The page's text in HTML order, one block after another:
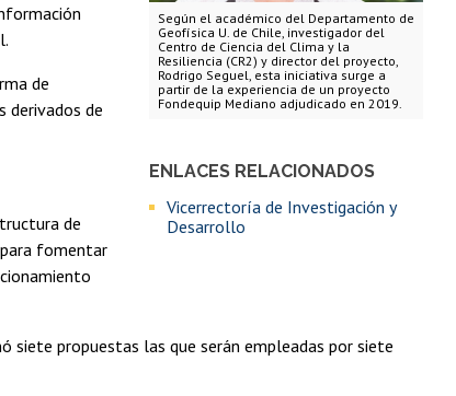
Según el académico del Departamento de
Geofísica U. de Chile, investigador del
Centro de Ciencia del Clima y la
Resiliencia (CR2) y director del proyecto,
Rodrigo Seguel, esta iniciativa surge a
partir de la experiencia de un proyecto
Fondequip Mediano adjudicado en 2019.
ENLACES RELACIONADOS
Vicerrectoría de Investigación y
Desarrollo
de
derivados de
de
fomentar
siete propuestas las que serán empleadas por siete